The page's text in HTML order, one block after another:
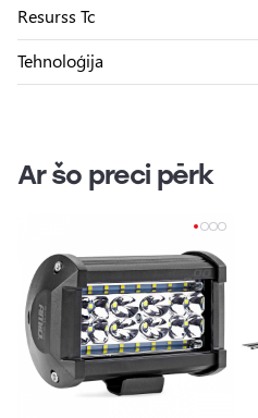
Resurss Tc
Tehnoloģija
Ar šo preci pērk